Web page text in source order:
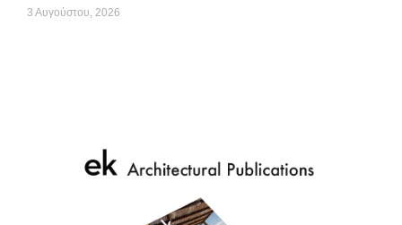
3 Αυγούστου, 2026